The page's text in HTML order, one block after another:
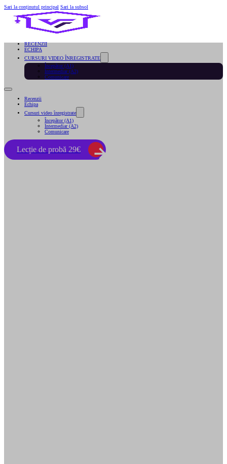
Sari la conținutul principal Sari la subsol
RECENZII
ECHIPA
CURSURI VIDEO ÎNREGISTRATE
Începător (A1)
Intermediar (A2)
Comunicare
Recenzii
Echipa
Cursuri video înregistrate
Începător (A1)
Intermediar (A2)
Comunicare
Lecție de probă 29€